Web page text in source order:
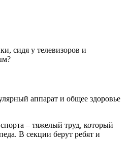
сидя у телевизоров и
аппарат и общее здоровье
– тяжелый труд, который
В секции берут ребят и